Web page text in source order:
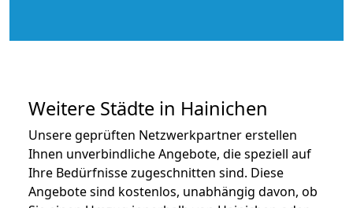
Weitere Städte in Hainichen
Unsere geprüften Netzwerkpartner erstellen
Ihnen unverbindliche Angebote, die speziell auf
Ihre Bedürfnisse zugeschnitten sind. Diese
Angebote sind kostenlos, unabhängig davon, ob